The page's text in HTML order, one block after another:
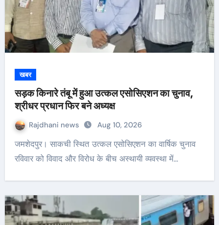
खबर
सड़क किनारे तंबू में हुआ उत्कल एसोसिएशन का चुनाव,
श्रीधर प्रधान फिर बने अध्यक्ष
Rajdhani news Aug 10, 2026
जमशेदपुर। साकची स्थित उत्कल एसोसिएशन का वार्षिक चुनाव
रविवार को विवाद और विरोध के बीच अस्थायी व्यवस्था में…